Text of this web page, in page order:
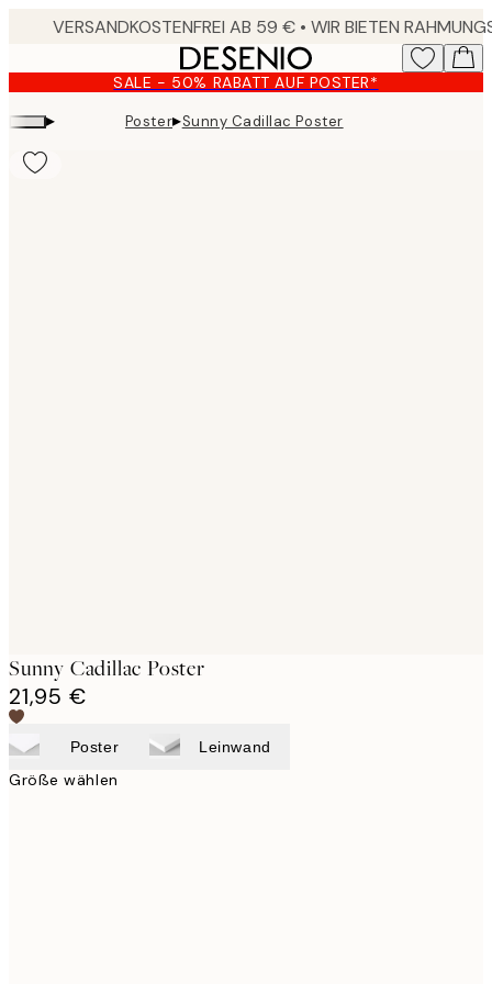
content.
SALE - 50% RABATT AUF POSTER*
▸ Poster▸Sunny Cadillac Poster
Sunny Cadillac Poster
21,95 €
Poster Leinwand
Größe wählen